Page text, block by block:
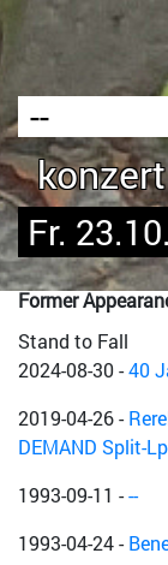
--
konzert
Fr.
Former
Stand to Fall
2024-08-30-40
2019-04-26-
DEMAND Split-Lp
1993-09-11 ---
1993-04-24-